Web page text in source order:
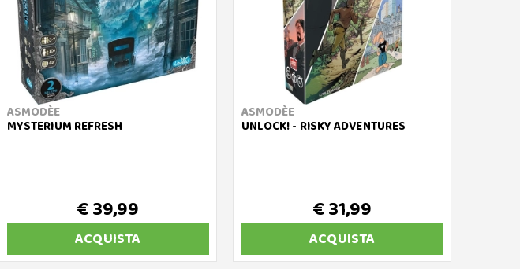
ASMODÈE
MYSTERIUM REFRESH
€ 39,99
ACQUISTA
ASMODÈE
UNLOCK! - RISKY ADVENTURES
€ 31,99
ACQUISTA